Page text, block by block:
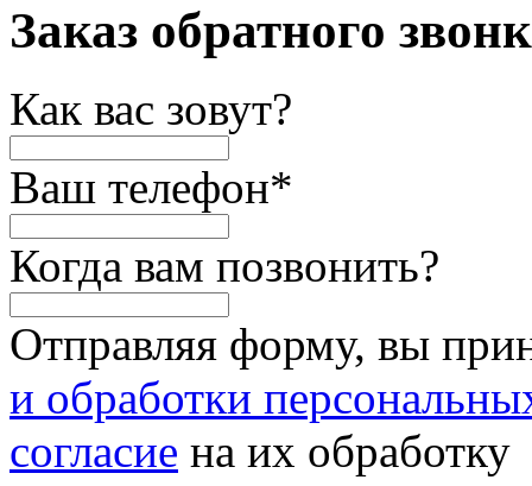
Заказ обратного
Как вас зовут?
Ваш телефон*
Когда вам позвонить?
Отправляя форму, вы
и обработки
согласие на их обработку